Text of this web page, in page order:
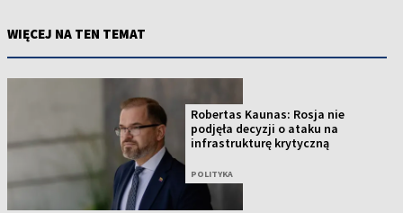
WIĘCEJ NA TEN TEMAT
Robertas Kaunas: Rosja nie
podjęła decyzji o ataku na
infrastrukturę krytyczną
POLITYKA